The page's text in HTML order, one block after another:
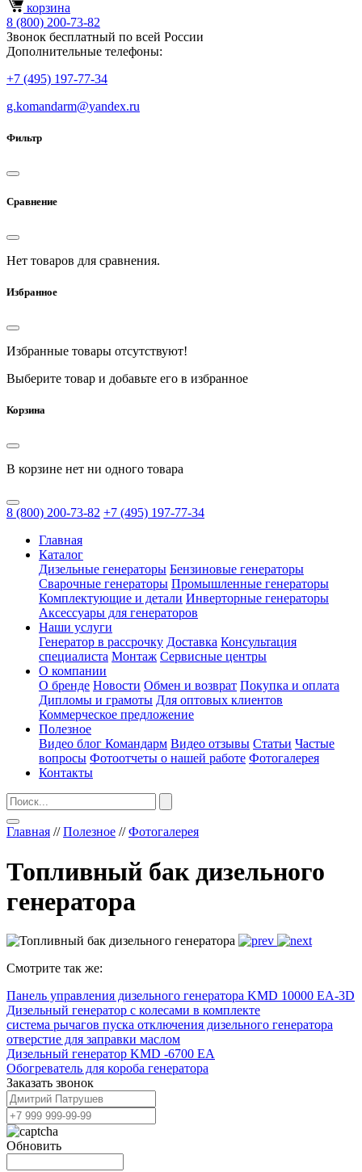
корзина
8 (800) 200-73-82
Звонок бесплатный по всей России
Дополнительные телефоны:
+7 (495) 197-77-34
g.komandarm@yandex.ru
Фильтр
Сравнение
Нет товаров для сравнения.
Избранное
Избранные товары отсутствуют!
Выберите товар и добавьте его в избранное
Корзина
В корзине нет ни одного товара
8 (800) 200-73-82 +7 (495) 197-77-34
Главная
Каталог
Дизельные генераторы Бензиновые генераторы
Сварочные генераторы Промышленные генераторы
Комплектующие и детали Инверторные генераторы
Аксессуары для генераторов
Наши услуги
Генератор в рассрочку Доставка Консультация
специалиста Монтаж Сервисные центры
О компании
О бренде Новости Обмен и возврат Покупка и оплата
Дипломы и грамоты Для оптовых клиентов
Коммерческое предложение
Полезное
Видео блог Командарм Видео отзывы Статьи Частые
вопросы Фотоотчеты о нашей работе Фотогалерея
Контакты
Главная //Полезное //Фотогалерея
Топливный бак дизельного
генератора
Смотрите так же:
Панель управления дизельного генератора KMD 10000 EA-3D
Дизельный генератор с колесами в комплекте
система рычагов пуска отключения дизельного генератора
отверстие для заправки маслом
Дизельный генератор KMD -6700 EA
Обогреватель для короба генератора
Заказать звонок
Обновить